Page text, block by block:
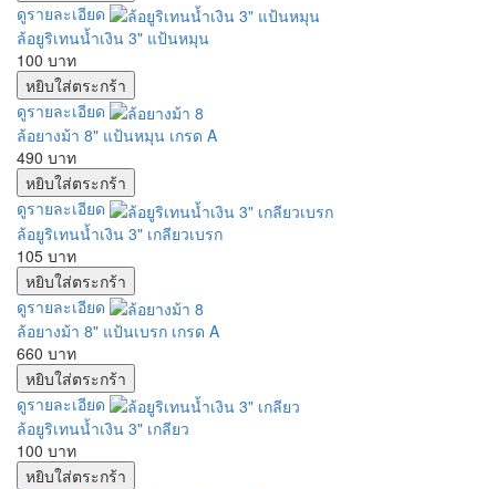
ดูรายละเอียด
ล้อยูริเทนน้ำเงิน 3" แป้นหมุน
100 บาท
ดูรายละเอียด
ล้อยางม้า 8" แป้นหมุน เกรด A
490 บาท
ดูรายละเอียด
ล้อยูริเทนน้ำเงิน 3" เกลียวเบรก
105 บาท
ดูรายละเอียด
ล้อยางม้า 8" แป้นเบรก เกรด A
660 บาท
ดูรายละเอียด
ล้อยูริเทนน้ำเงิน 3" เกลียว
100 บาท